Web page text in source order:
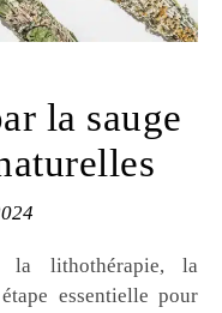
la sauge
essentielle pour